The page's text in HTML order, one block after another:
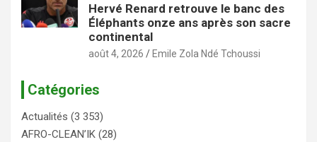
Hervé Renard retrouve le banc des
Éléphants onze ans après son sacre
continental
août 4, 2026 Emile Zola Ndé Tchoussi
Catégories
Actualités (3 353)
AFRO-CLEAN’IK (28)